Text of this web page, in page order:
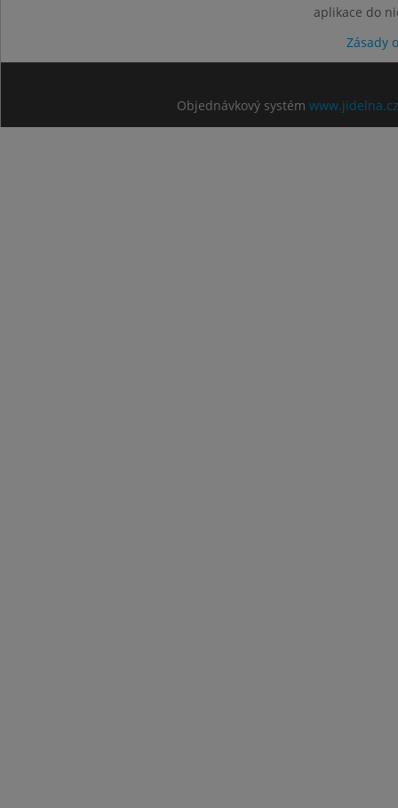
aplikace do
Zásady
Objednávkový systém www.jidelna.cz